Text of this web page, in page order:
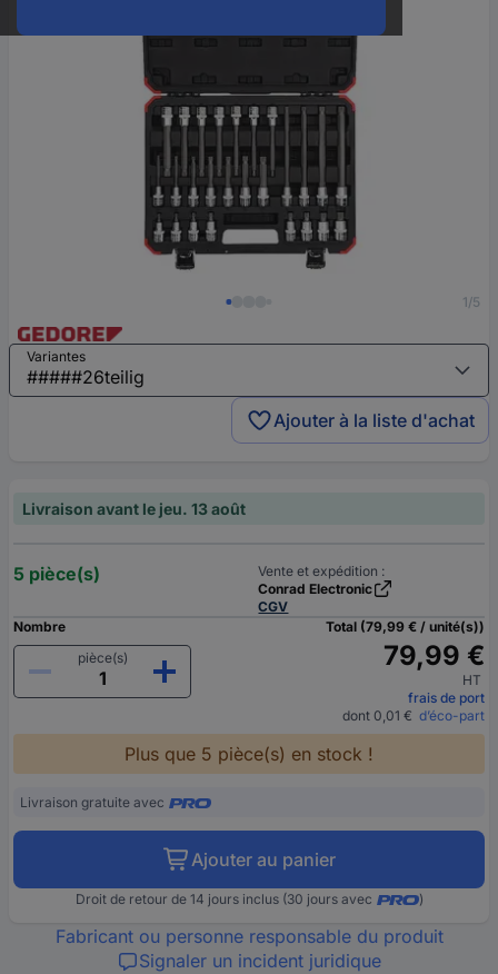
1/5
Variantes
Ajouter à la liste d'achat
Livraison avant le jeu. 13 août
5 pièce(s)
Vente et expédition :
Conrad Electronic
CGV
Nombre
pièce(s)
Total (79,99 € / unité(s))
79,99 €
HT
frais de port
dont 0,01 € d’éco-part
Plus que 5 pièce(s) en stock !
Livraison gratuite avec
Ajouter au panier
Droit de retour de 14 jours inclus (30 jours avec )
Fabricant ou personne responsable du produit
Signaler un incident juridique